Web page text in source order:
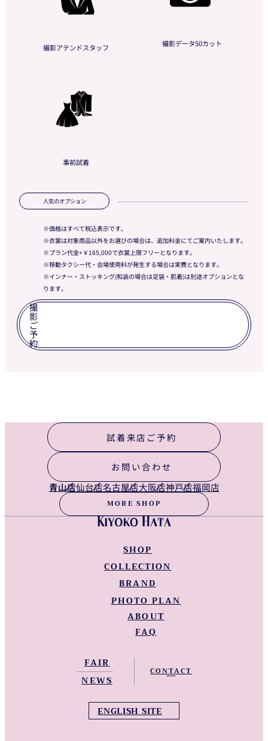
撮影アテンドスタッフ 撮影データ50カット
事前試着
人気のオプション
所追加撮影
¥66,000 (衣裳チェンジなし)
衣裳2着目
追加料金
・ドレス ¥165,000〜
・タキシード ¥33,000〜
※衣裳は対象商品以外をお選びの場合は、追
価格はすべて税込表示です。
衣裳は対象商品以外をお選びの場合は、追加料金にてご案内いたします。
プラン代金+￥165,000で衣裳上限フリーとなります。
移動タクシー代・会場使用料が発生する場合は実費となります。
インナー・ストッキング(和装の場合は足袋・肌着)は別途オプションとな
ります。
撮
影
ご
予
約
試着来店ご予約
お問い合わせ
青山店仙台店名古屋店大阪店神戸店福岡店
MORE SHOP
FAIR
NEWS
SHOP
青山店
仙台店
名古屋店
神戸店
福岡店
COLLECTION
NEW LINEUP
WEDDING DRESS
COLOR DRESS
KIMONO
BRAND
KIYOKO HATA WEDDINGS
KIYOKO HATA
KIYOKO HATA Barcelona
PHOTO PLAN
ABOUT
FAQ
ENGLISH SITE